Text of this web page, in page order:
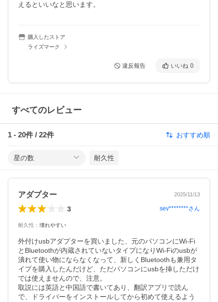
えるといいなと思います。
購入したストア
ライズマーク
違反報告 いいね 0
すべてのレビュー
1 - 20件 / 22件 おすすめ順
星の数 耐久性
アダプター 2025/11/13
3 sev********さん
耐久性 ： 壊れやすい
外付けusbアダプターを買いました、元のパソコンにWi-Fi
とBluetoothが内蔵されていないタイプになりWi-Fiのusbが
潰れて使い物にならなくなって、新しくBluetoothも兼用タ
イプを購入したんだけど、ただパソコンにusbを挿しただけ
では使えませんので、注意。
取説には英語と中国語で書いてあり、翻訳アプリで読ん
で、ドライバーをインストールしてから初めて使えるよう